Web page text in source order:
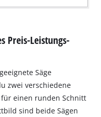
Preis-Leistungs-
Säge
zwei verschiedene
für einen runden Schnitt
sind beide Sägen